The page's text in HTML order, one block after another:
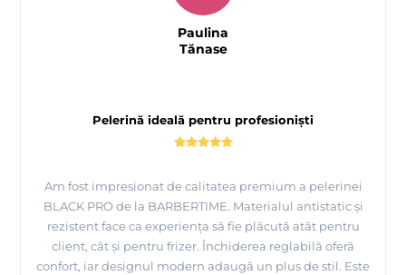
Pelerină ideală pentru profesioniști
Am fost impresionat de calitatea premium a pelerinei
BLACK PRO de la BARBERTIME. Materialul antistatic și
rezistent face ca experiența să fie plăcută atât pentru
client, cât și pentru frizer. Închiderea reglabilă oferă
confort, iar designul modern adaugă un plus de stil. Este
Paulina
Tănase